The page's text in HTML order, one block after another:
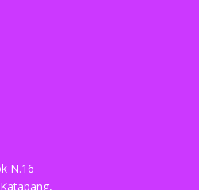
N.16